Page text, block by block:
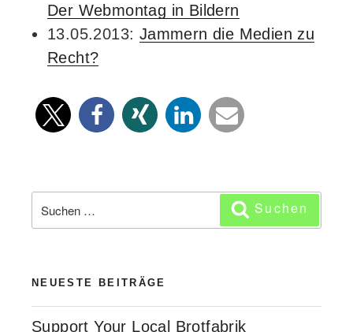
Der Webmontag in Bildern
13.05.2013: Jammern die Medien zu
Recht?
Suchen
nach:
Suchen
NEUESTE BEITRÄGE
Support Your Local Brotfabrik